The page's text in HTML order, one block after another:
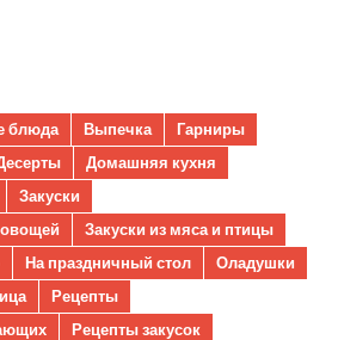
блюда Выпечка
Гарниры
Домашняя кухня
Закуски
овощей
Закуски из мяса и птицы
На праздничный стол
Оладушки
Рецепты
Рецепты закусок